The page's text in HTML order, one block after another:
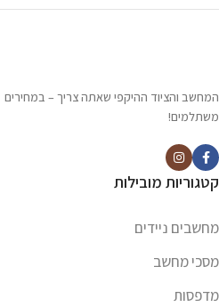
המחשב והציוד ההיקפי שאתה צריך – במחירים
משתלמים!
קטגוריות מובילות
מחשבים ניידים
מסכי מחשב
מדפסות